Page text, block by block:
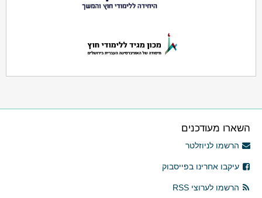
השארו מעודכנים
הרשמו לניוזלטר
עיקבו אחרינו בפייסבוק
הרשמו לערוצי RSS